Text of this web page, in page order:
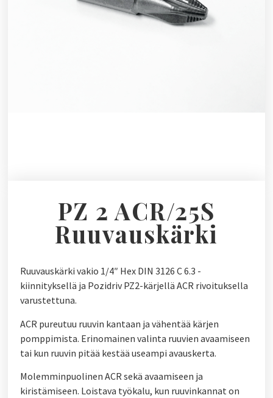
PZ 2 ACR/25S
Ruuvauskärki
Ruuvauskärki vakio 1/4″ Hex DIN 3126 C 6.3 -
kiinnityksellä ja Pozidriv PZ2-kärjellä ACR rivoituksella
varustettuna.
ACR pureutuu ruuvin kantaan ja vähentää kärjen
pomppimista. Erinomainen valinta ruuvien avaamiseen
tai kun ruuvin pitää kestää useampi avauskerta.
Molemminpuolinen ACR sekä avaamiseen ja
kiristämiseen. Loistava työkalu, kun ruuvinkannat on